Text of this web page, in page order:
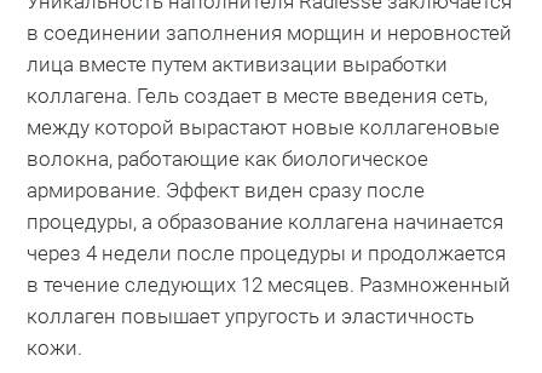
в соединении заполнения морщин и неровностей
лица вместе путем активизации выработки
коллагена. Гель создает в месте введения сеть,
между которой вырастают новые коллагеновые
волокна, работающие как биологическое
армирование. Эффект виден сразу после
процедуры, а образование коллагена начинается
через 4 недели после процедуры и продолжается
в течение следующих 12 месяцев. Размноженный
коллаген повышает упругость и эластичность
кожи.